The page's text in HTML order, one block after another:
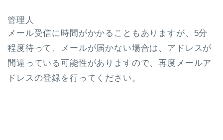
管理人
メール受信に時間がかかることもありますが、5分
程度待って、メールが届かない場合は、アドレスが
間違っている可能性がありますので、再度メールア
ドレスの登録を行ってください。